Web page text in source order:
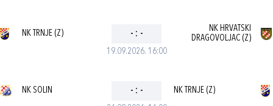
19.09.2026. 16:00
NK TRNJE (Z) - : -
NK HRVATSKI
DRAGOVOLJAC (Z)
NK SOLIN - : - NK TRNJE (Z)